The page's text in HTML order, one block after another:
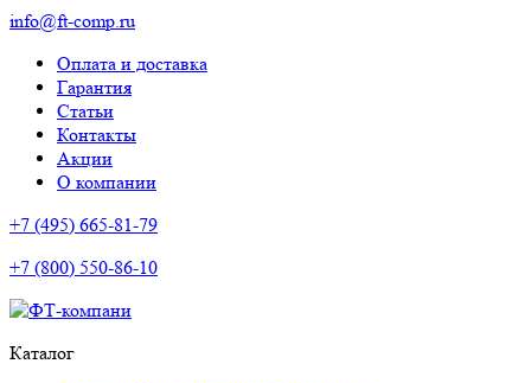
info@ft-comp.ru
Оплата и доставка
Гарантия
Статьи
Контакты
Акции
О компании
+7 (495) 665-81-79
+7 (800) 550-86-10
Каталог